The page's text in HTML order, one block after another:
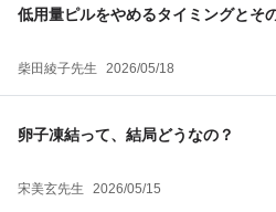
低用量ピルをやめるタイミングとそ
柴田綾子先生 2026/05/18
卵子凍結って、結局どうなの？
宋美玄先生 2026/05/15